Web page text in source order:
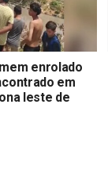
enrolado
em
leste de